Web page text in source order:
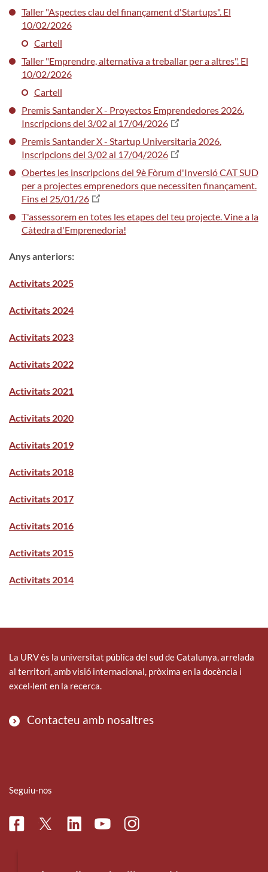
Taller "Aspectes clau del finançament d'Startups". El
10/02/2026
Cartell
Taller "Emprendre, alternativa a treballar per a altres". El
10/02/2026
Cartell
Premis Santander X - Proyectos Emprendedores 2026.
Inscripcions del 3/02 al 17/04/2026
Premis Santander X - Startup Universitaria 2026.
Inscripcions del 3/02 al 17/04/2026
Obertes les inscripcions del 9è Fòrum d'Inversió CAT SUD
per a projectes emprenedors que necessiten finançament.
Fins el 25/01/26
T'assessorem en totes les etapes del teu projecte. Vine a la
Càtedra d'Emprenedoria!
Anys anteriors:
Activitats 2025
Activitats 2024
Activitats 2023
Activitats 2022
Activitats 2021
Activitats 2020
Activitats 2019
Activitats 2018
Activitats 2017
Activitats 2016
Activitats 2015
Activitats 2014
La URV és la universitat pública del sud de Catalunya, arrelada
al territori, amb visió internacional, pròxima en la docència i
excel·lent en la recerca.
Contacteu amb nosaltres
Seguiu-nos
FacebookTwitterLinkedinYoutubeInstagram